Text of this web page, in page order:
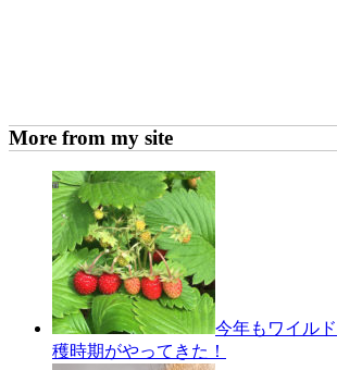
More from my site
今年もワイル
穫時期がやってきた！